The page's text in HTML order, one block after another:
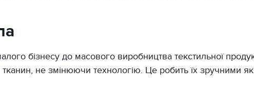
бізнесу до масового виробництва текстильної
тканин, не змінюючи технологію. Це робить їх зручними